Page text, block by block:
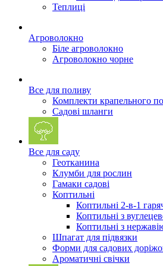
Теплиці
Агроволокно
Біле агроволокно
Агроволокно чорне
Все для поливу
Комплекти крапельного
Садові шланги
Все для саду
Геотканина
Клумби для рослин
Гамаки садові
Коптильні
Коптильні 2-в-1
Коптильні з
Коптильні з
Шпагат для підвязки
Форми для садових
Ароматичні свічки